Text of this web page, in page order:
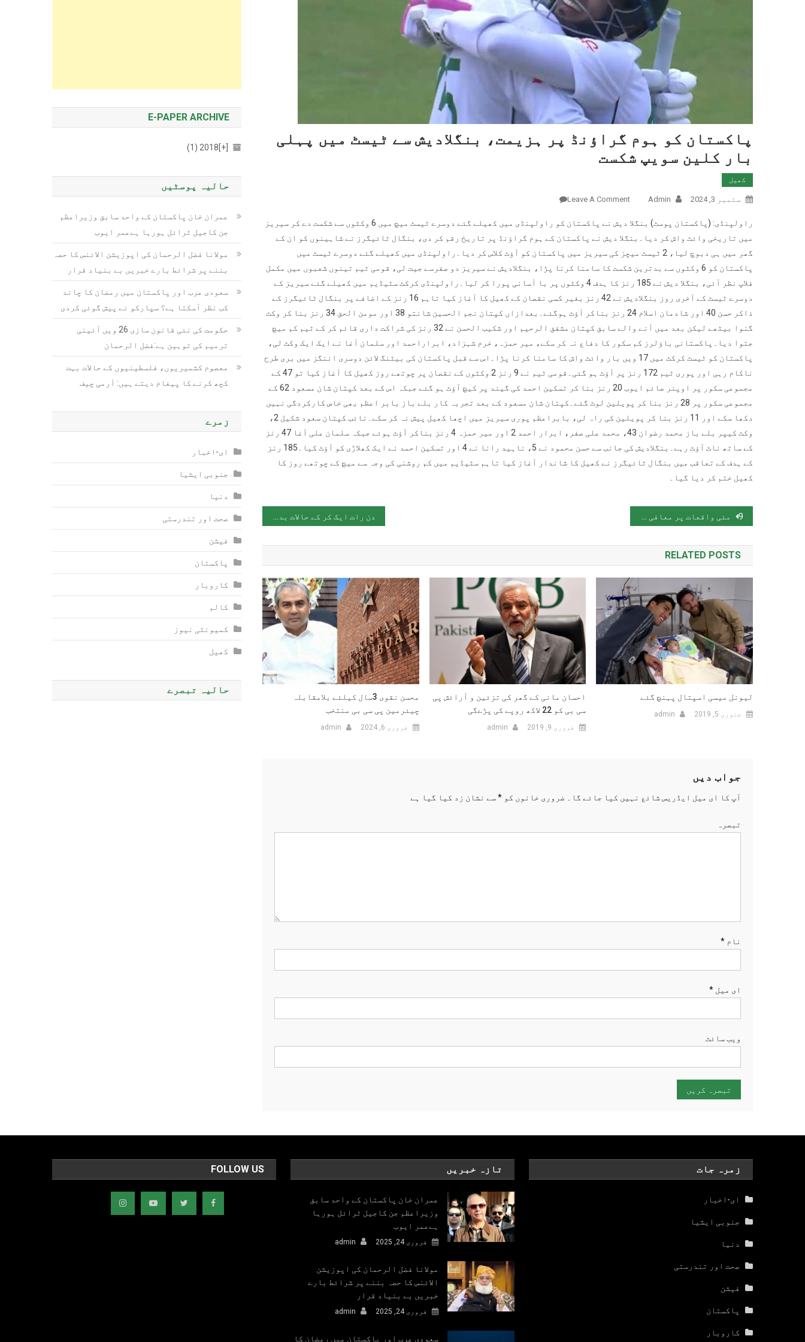
پاکستان کو ہوم گراؤنڈ پر ہزیمت، بنگلادیش سے ٹیسٹ میں پہلی
بار کلین سویپ شکست
کھیل
ستمبر 3, 2024 Admin
Leave A Comment
راولپنڈی: (پاکستان پوسٹ) بنگلا دیش نے پاکستان کو راولپنڈی میں کھیلے گئے دوسرے ٹیسٹ میچ میں 6 وکٹوں سے شکست دے کر سیریز
میں تاریخی وائٹ واش کر دیا۔بنگلا دیش نے پاکستان کے ہوم گراؤنڈ پر تاریخ رقم کر دی، بنگال ٹائیگرز نے شاہینوں کو ان کے
گھر میں ہی دبوچ لیا، 2 ٹیسٹ میچز کی سیریز میں پاکستان کو آؤٹ کلاس کر دیا۔راولپنڈی میں کھیلے گئے دوسرے ٹیسٹ میں
پاکستان کو 6 وکٹوں سے بدترین شکست کا سامنا کرنا پڑا، بنگلادیش نے سیریز دو صفرسے جیت لی، قومی ٹیم تینوں شعبوں میں مکمل
فلاپ نظر آئی، بنگلا دیش نے 185 رنز کا ہدف 4 وکٹوں پر با آسانی پورا کر لیا۔راولپنڈی کرکٹ سٹیڈیم میں کھیلے گئے سیریز کے
دوسرے ٹیسٹ کے آخری روز بنگلادیش نے 42 رنز بغیر کسی نقصان کے کھیل کا آغاز کیا تاہم 16 رنز کے اضافے پر بنگال ٹائیگرز کے
ذاکر حسن 40 اور شادمان اسلام 24 رنز بناکر آؤٹ ہوگئے۔بعدازاں کپتان نجم الحسین شانتو 38 اور مومن الحق 34 رنز بنا کر وکٹ
گنوا بیٹھے لیکن بعد میں آنے والے سابق کپتان مشفق الرحیم اور شکیب الحسن نے 32 رنز کی شراکت داری قائم کر کے ٹیم کم میچ
جتوا دیا۔پاکستانی باؤلرز کم سکور کا دفاع نہ کر سکے، میر حمزہ، خرم شہزاد، ابراراحمد اور سلمان آغا نے ایک ایک وکٹ لی،
پاکستان کو ٹیسٹ کرکٹ میں 17 ویں بار وائٹ واش کا سامنا کرنا پڑا۔اس سے قبل پاکستان کی بیٹنگ لائن دوسری اننگز میں بری طرح
ناکام رہی اور پوری ٹیم 172 رنز پر آؤٹ ہو گئی۔قومی ٹیم نے 9 رنز 2 وکٹوں کے نقصان پر چوتھے روز کھیل کا آغاز کیا تو 47 کے
مجموعی سکور پر اوپنر صائم ایوب 20 رنز بنا کر تسکین احمد کی گیند پر کیچ آؤٹ ہو گئے جبکہ اس کے بعد کپتان شان مسعود 62 کے
مجموعی سکور پر 28 رنز بنا کر پویلین لوٹ گئے۔کپتان شان مسعود کے بعد تجربہ کار بلے باز بابر اعظم بھی خاص کارکردگی نہیں
دکھا سکے اور 11 رنز بنا کر پویلین کی راہ لی، بابراعظم پوری سیریز میں اچھا کھیل پیش نہ کر سکے۔نائب کپتان سعود شکیل 2،
وکٹ کیپر بلے باز محمد رضوان 43، محمد علی صفر، ابرار احمد 2 اور میر حمزہ 4 رنز بناکر آؤٹ ہوئے جبکہ سلمان علی آغا 47 رنز
کے ساتھ ناٹ آؤٹ رہے۔بنگلادیش کی جانب سے حسن محمود نے 5، ناہید رانا نے 4 اور تسکین احمد نے ایک کھلاڑی کو آؤٹ کیا۔185 رنز
کے ہدف کے تعاقب میں بنگال ٹائیگرز نے کھیل کا شاندار آغاز کیا تاہم سٹیڈیم میں کم روشنی کی وجہ سے میچ کے چوتھے روز کا
کھیل ختم کر دیا گیا۔
پوسٹوں کی نیویگیشن
9 مئی واقعات پر معافی مانگنے تک عمران خان سے مذاکرات نہیں ہونگے: احسن اقبال
RELATED POSTS
لیونل میسی اسپتال پہنچ گئے
جنوری 5, 2019 admin
احسان مانی کے گھر کی تزئین و آرائش پی
سی بی کو 22 لاکھ روپے کی پڑےگی
فروری 9, 2019 admin
محسن نقوی 3سال کیلئے بلامقابلہ
چیئرمین پی سی بی منتخب
فروری 6, 2024 admin
جواب دیں
آپ کا ای میل ایڈریس شائع نہیں کیا جائے گا۔ ضروری خانوں کو *سے نشان زد کیا گیا ہے
تبصرہ
نام *
ای میل *
ویب‌ سائٹ
E-PAPER ARCHIVE
[+]
2018 (1)
حالیہ پوسٹیں
عمران خان پاکستان کے واحد سابق وزیراعظم
جن کاجیل ٹرائل ہورہا ہےعمر ایوب
مولانا فضل الرحمان کی اپوزیشن الائنس کا حصہ
بننے پر شرائط بارے خبریں بے بنیاد قرار
سعودی عرب اور پاکستان میں رمضان کا چاند
کب نظر آسکتا ہے؟ سپارکو نے پیش گوئی کردی
حکومت کی نئی قانون سازی 26 ویں آئینی
ترمیم کی توہین ہے:فضل الرحمان
معصوم کشمیریوں، فلسطینیوں کے حالات بہت
کچھ کرنے کا پیغام دیتے ہیں: آرمی چیف
زمرے
ای-اخبار
جنوبی ایشیا
دنیا
صحت اور تندرستی
فیشن
پاکستان
کاروبار
کالم
کمیونٹی نیوز
کھیل
حالیہ تبصرے
زمرہ جات
ای-اخبار
جنوبی ایشیا
دنیا
صحت اور تندرستی
فیشن
پاکستان
کاروبار
تازہ خبریں
عمران خان پاکستان کے واحد سابق
وزیراعظم جن کاجیل ٹرائل ہورہا
ہےعمر ایوب
فروری 24, 2025 admin
مولانا فضل الرحمان کی اپوزیشن
الائنس کا حصہ بننے پر شرائط بارے
خبریں بے بنیاد قرار
فروری 24, 2025 admin
سعودی عرب اور پاکستان میں رمضان کا
FOLLOW US